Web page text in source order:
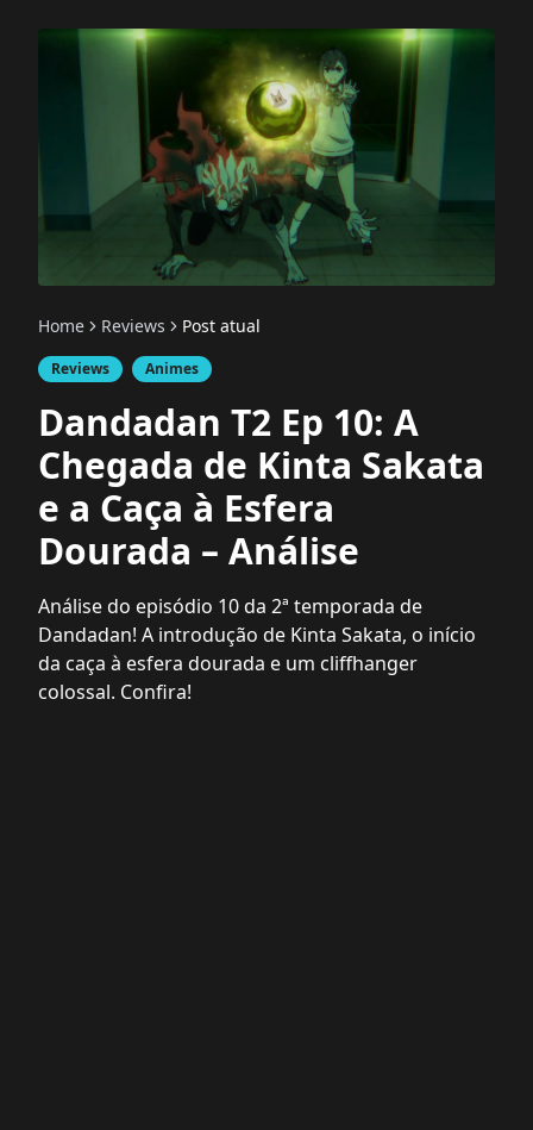
Home Reviews Post atual
Reviews Animes
Dandadan T2 Ep 10: A
Chegada de Kinta Sakata
e a Caça à Esfera
Dourada – Análise
Análise do episódio 10 da 2ª temporada de
Dandadan! A introdução de Kinta Sakata, o início
da caça à esfera dourada e um cliffhanger
colossal. Confira!